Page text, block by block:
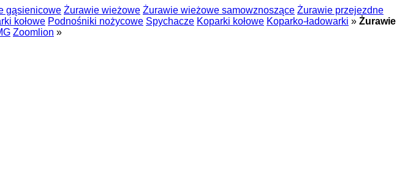
gąsienicowe Żurawie wieżowe Żurawie wieżowe samowznoszące Żurawie przejezdne
kołowe Podnośniki nożycowe Spychacze Koparki kołowe Koparko-ładowarki » Żurawie
Zoomlion »